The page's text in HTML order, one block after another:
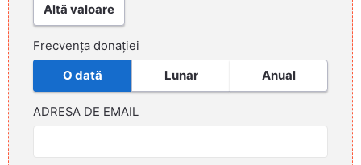
Altă valoare
Frecvența donației
O dată Lunar Anual
ADRESA DE EMAIL